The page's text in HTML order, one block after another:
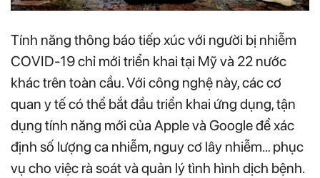
Tính năng thông báo tiếp xúc với người bị nhiễm
COVID-19 chỉ mới triển khai tại Mỹ và 22 nước
khác trên toàn cầu. Với công nghệ này, các cơ
quan y tế có thể bắt đầu triển khai ứng dụng, tận
dụng tính năng mới của Apple và Google để xác
định số lượng ca nhiễm, nguy cơ lây nhiễm… phục
vụ cho việc rà soát và quản lý tình hình dịch bệnh.